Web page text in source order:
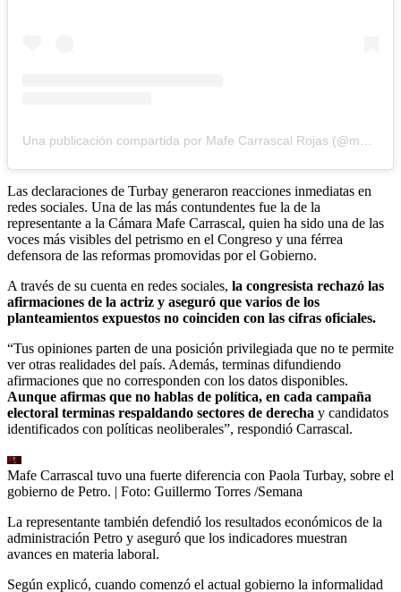
Una publicación compartida por Mafe Carrascal Rojas (@mafecarrascalr)
Las declaraciones de Turbay generaron reacciones inmediatas en
redes sociales. Una de las más contundentes fue la de la
representante a la Cámara Mafe Carrascal, quien ha sido una de las
voces más visibles del petrismo en el Congreso y una férrea
defensora de las reformas promovidas por el Gobierno.
A través de su cuenta en redes sociales, la congresista rechazó las
afirmaciones de la actriz y aseguró que varios de los
planteamientos expuestos no coinciden con las cifras oficiales.
“Tus opiniones parten de una posición privilegiada que no te permite
ver otras realidades del país. Además, terminas difundiendo
afirmaciones que no corresponden con los datos disponibles.
Aunque afirmas que no hablas de política, en cada campaña
electoral terminas respaldando sectores de derecha y candidatos
identificados con políticas neoliberales”, respondió Carrascal.
Mafe Carrascal tuvo una fuerte diferencia con Paola Turbay, sobre el
gobierno de Petro. | Foto: Guillermo Torres /Semana
La representante también defendió los resultados económicos de la
administración Petro y aseguró que los indicadores muestran
avances en materia laboral.
Según explicó, cuando comenzó el actual gobierno la informalidad